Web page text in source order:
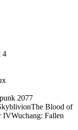
4
2077
The Blood of
IVWuchang: Fallen